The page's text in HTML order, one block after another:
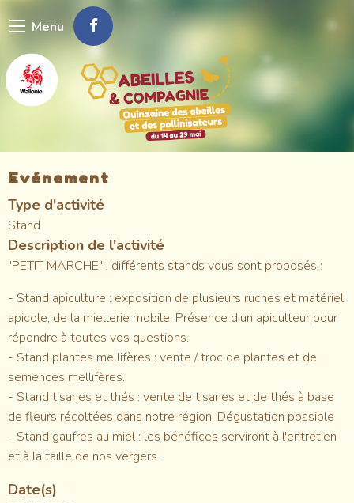
au
principal
Menu
Evénement
Type d'activité
Stand
Description de l'activité
"PETIT MARCHE" : différents stands vous sont proposés :
- Stand apiculture : exposition de plusieurs ruches et matériel
apicole, de la miellerie mobile. Présence d'un apiculteur pour
répondre à toutes vos questions.
- Stand plantes mellifères : vente / troc de plantes et de
semences mellifères.
- Stand tisanes et thés : vente de tisanes et de thés à base
de fleurs récoltées dans notre région. Dégustation possible
- Stand gaufres au miel : les bénéfices serviront à l'entretien
et à la taille de nos vergers.
Date(s)